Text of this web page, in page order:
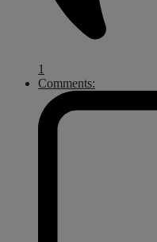
1
Comments: